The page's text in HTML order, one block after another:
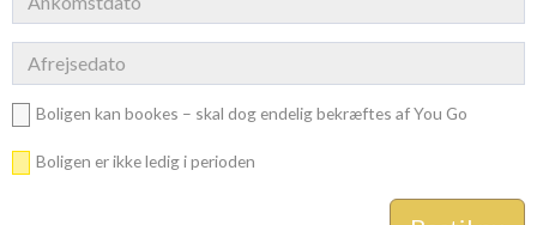
Boligen kan bookes – skal dog endelig bekræftes af You Go
Boligen er ikke ledig i perioden